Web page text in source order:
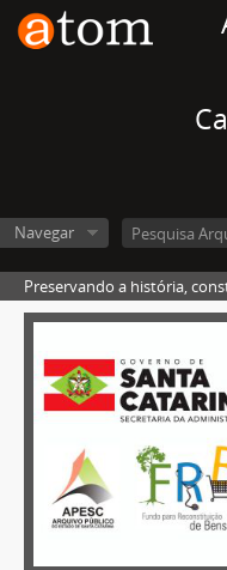
Navegar
Preservando a história,